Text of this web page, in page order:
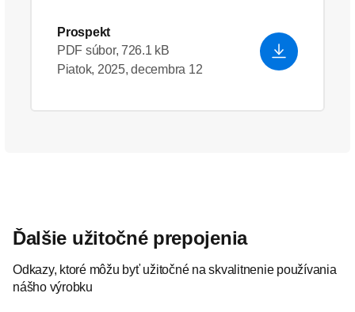
Prospekt
PDF súbor, 726.1 kB
Piatok, 2025, decembra 12
Ďalšie užitočné prepojenia
Odkazy, ktoré môžu byť užitočné na skvalitnenie používania
nášho výrobku